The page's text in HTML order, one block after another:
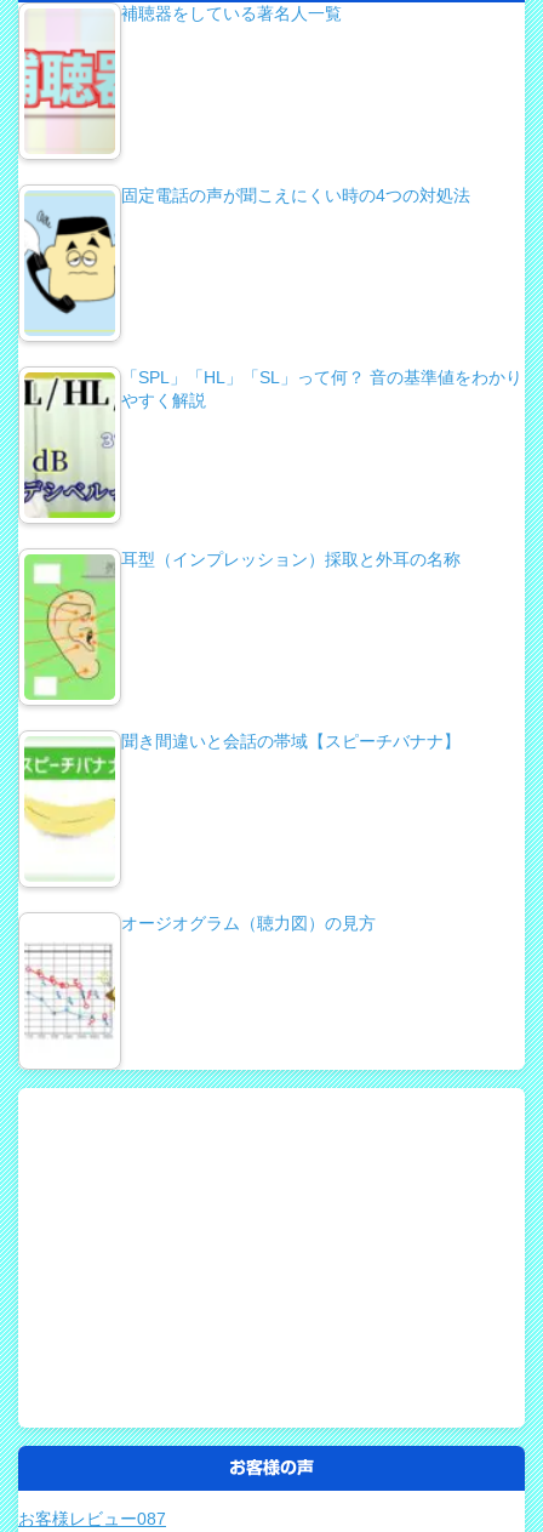
補聴器をしている著名人一覧
固定電話の声が聞こえにくい時の4つの対処法
「SPL」「HL」「SL」って何？ 音の基準値をわかり
やすく解説
耳型（インプレッション）採取と外耳の名称
聞き間違いと会話の帯域【スピーチバナナ】
オージオグラム（聴力図）の見方
お客様の声
お客様レビュー087